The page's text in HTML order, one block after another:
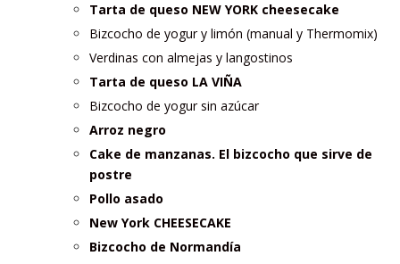
Tarta de queso NEW YORK cheesecake
Bizcocho de yogur y limón (manual y Thermomix)
Verdinas con almejas y langostinos
Tarta de queso LA VIÑA
Bizcocho de yogur sin azúcar
Arroz negro
Cake de manzanas. El bizcocho que sirve de
postre
Pollo asado
New York CHEESECAKE
Bizcocho de Normandía